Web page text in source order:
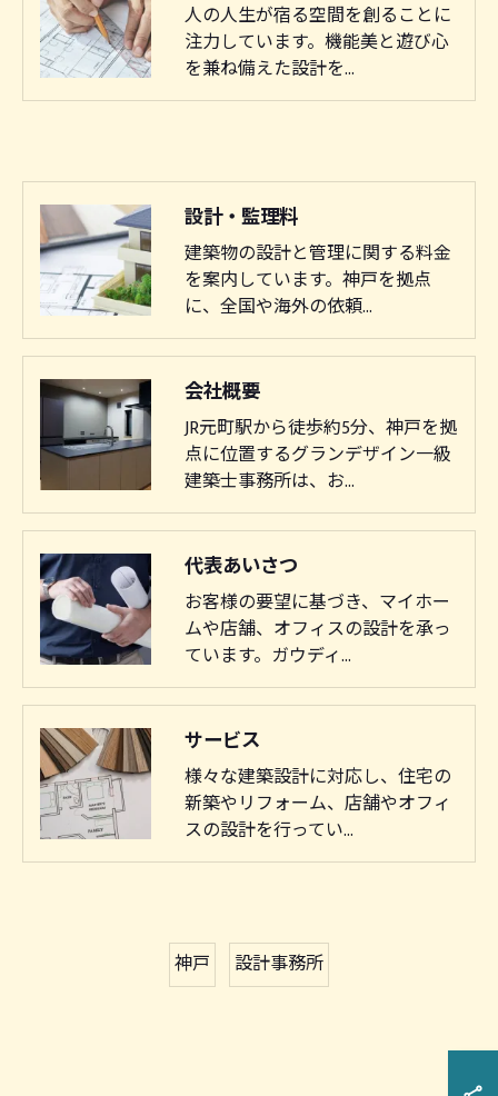
人の人生が宿る空間を創ることに
注力しています。機能美と遊び心
を兼ね備えた設計を…
設計・監理料
建築物の設計と管理に関する料金
を案内しています。神戸を拠点
に、全国や海外の依頼…
会社概要
JR元町駅から徒歩約5分、神戸を拠
点に位置するグランデザイン一級
建築士事務所は、お…
代表あいさつ
お客様の要望に基づき、マイホー
ムや店舗、オフィスの設計を承っ
ています。ガウディ…
サービス
様々な建築設計に対応し、住宅の
新築やリフォーム、店舗やオフィ
スの設計を行ってい…
神戸 設計事務所